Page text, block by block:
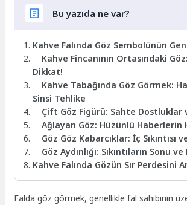
Bu yazıda ne var?
Kahve Falında Göz Sembolünün
Kahve Fincanının Ortasındaki
Dikkat!
Kahve Tabağında Göz Görmek:
Sinsi Tehlike
Çift Göz Figürü: Sahte Dostluklar
Ağlayan Göz: Hüzünlü Haberlerin
Göz Göz Kabarcıklar: İç Sıkıntısı
Göz Aydınlığı: Sıkıntıların Sonu
Kahve Falında Gözün Sır Perdesini
Falda göz görmek, genellikle fal sahibinin